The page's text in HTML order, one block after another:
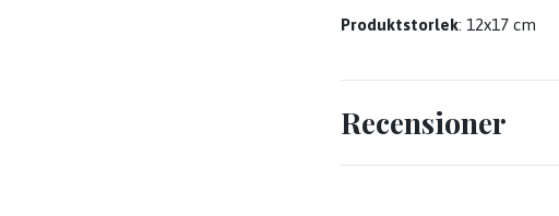
Produktstorlek: 12x17 cm
Recensioner